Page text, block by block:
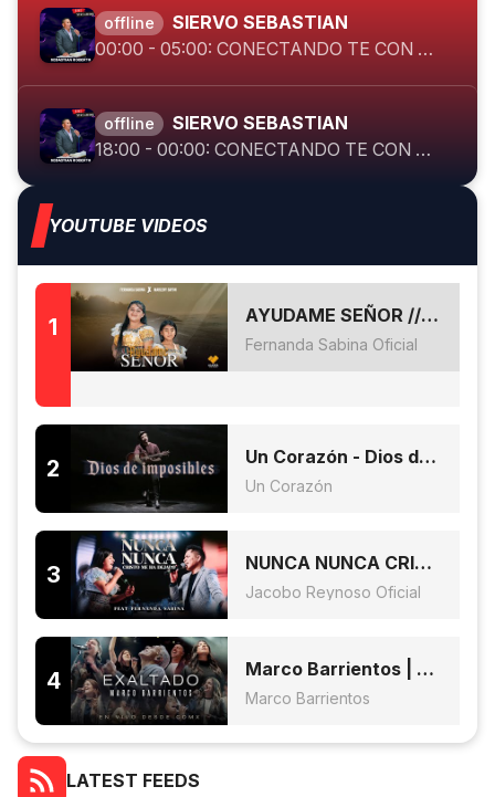
offline
SIERVO SEBASTIAN
00:00 - 05:00: CONECTANDO TE CON DIOS
offline
SIERVO SEBASTIAN
18:00 - 00:00: CONECTANDO TE CON DIOS
YOUTUBE VIDEOS
AYUDAME SEÑOR // FERNANDA SABINA FT MARLENY SAPON // VIDEO OFICIAL 6K
Fernanda Sabina Oficial
Un Corazón - Dios de Imposibles (Video Lyric)
Un Corazón
NUNCA NUNCA CRISTO ME HA DEJADO | JACOBO REYNOSO FEAT. FERNANDA SABINA
Jacobo Reynoso Oficial
Marco Barrientos | Exaltado - Álbum en vivo desde CDMX
Marco Barrientos
LATEST FEEDS